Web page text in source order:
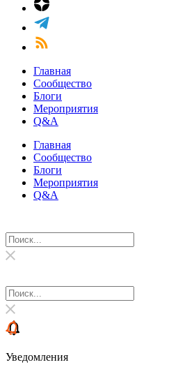
Главная
Сообщество
Блоги
Мероприятия
Q&A
Главная
Сообщество
Блоги
Мероприятия
Q&A
Уведомления